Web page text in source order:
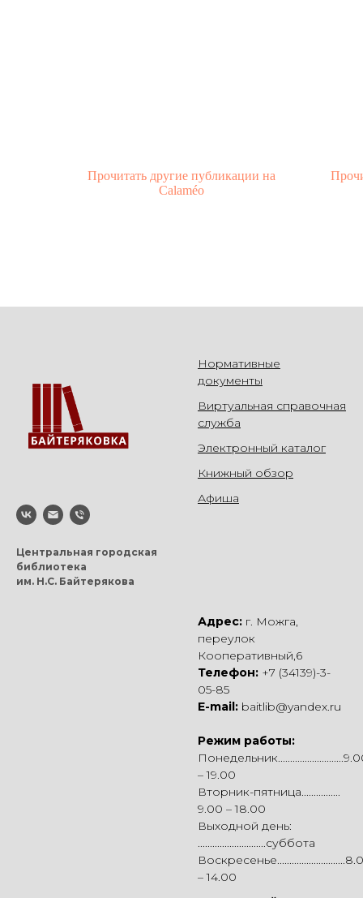
Прочитать другие публикации на
Calaméo
Центральная городская
библиотека
им. Н.С. Байтерякова
Нормативные
документы
Виртуальная справочная
служба
Электронный каталог
Книжный обзор
Афиша
Адрес: г. Можга,
переулок
Кооперативный,6
Телефон: +7 (34139)-3-
05-85
E-mail: baitlib@yandex.ru
Режим работы:
– 19.00
Вторник-пятница................
9.00 – 18.00
Выходной день:
............................суббота
– 14.00